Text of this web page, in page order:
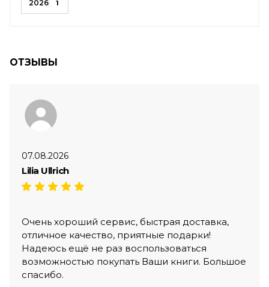
2026 1
ОТЗЫВЫ
07.08.2026
Lilia Ullrich
Очень хороший сервис, быстрая доставка,
отличное качество, приятные подарки!
Надеюсь ещё не раз воспользоваться
возможностью покупать Ваши книги. Большое
спасибо.